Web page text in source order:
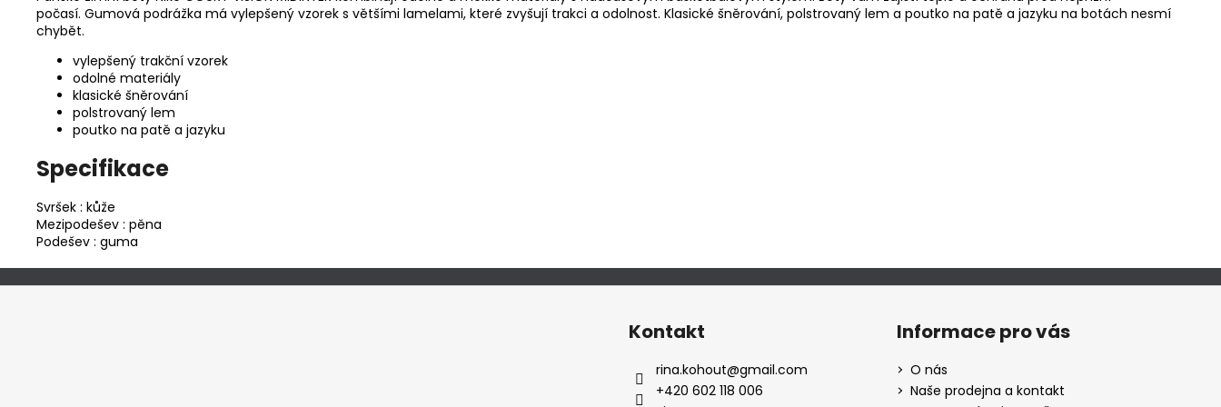
počasí. Gumová podrážka má vylepšený vzorek s většími lamelami, které zvyšují trakci a odolnost. Klasické šněrování, polstrovaný lem a poutko na patě a jazyku na botách nesmí
chybět.
vylepšený trakční vzorek
odolné materiály
klasické šněrování
polstrovaný lem
poutko na patě a jazyku
Specifikace
Svršek : kůže
Mezipodešev : pěna
Podešev : guma
Z
Kontakt
rina.kohout@gmail.com
+420 602 118 006
Informace pro vás
O nás
Naše prodejna a kontakt